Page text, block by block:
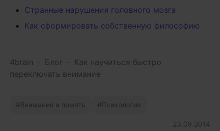
Странные нарушения головного мозга
Как сформировать собственную философию
4brain Блог
Как научиться быстро
переключать внимание
Внимание и память Психология
23.09.2014